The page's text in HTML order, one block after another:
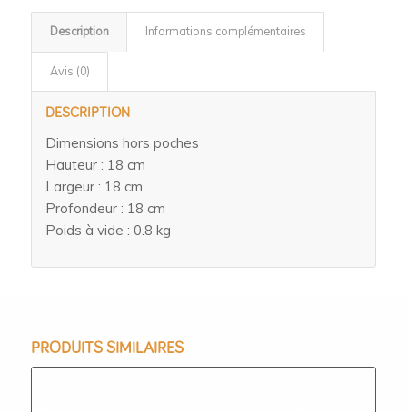
Description Informations complémentaires
Avis (0)
DESCRIPTION
Dimensions hors poches
Hauteur : 18 cm
Largeur : 18 cm
Profondeur : 18 cm
Poids à vide : 0.8 kg
PRODUITS SIMILAIRES